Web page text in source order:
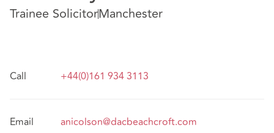
Trainee SolicitorManchester
Call +44(0)161 934 3113
Email anicolson@dacbeachcroft.com